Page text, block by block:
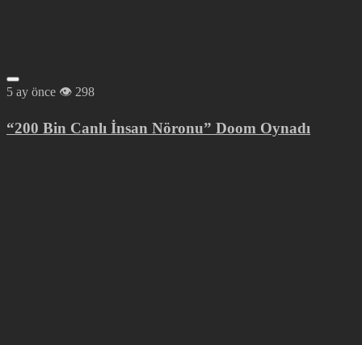
5 ay önce 298
“200 Bin Canlı İnsan Nöronu” Doom Oynadı